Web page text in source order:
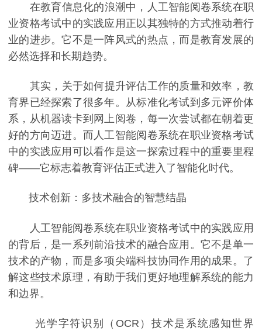
在教育信息化的浪潮中，人工智能阅卷系统在职
业资格考试中的实践应用正以其独特的方式推动着行
业的进步。它不是一阵风式的热点，而是教育发展的
必然选择和长期趋势。
其实，关于如何提升评估工作的质量和效率，教
育界已经探索了很多年。从标准化考试到多元评价体
系，从机器读卡到网上阅卷，每一次尝试都在朝着更
好的方向迈进。而人工智能阅卷系统在职业资格考试
中的实践应用可以看作是这一探索过程中的重要里程
碑——它标志着教育评估正式进入了智能化时代。
技术创新：多技术融合的智慧结晶
人工智能阅卷系统在职业资格考试中的实践应用
的背后，是一系列前沿技术的融合应用。它不是单一
技术的产物，而是多项尖端科技协同作用的成果。了
解这些技术原理，有助于我们更好地理解系统的能力
和边界。
光学字符识别（OCR）技术是系统感知世界